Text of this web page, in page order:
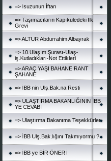
=> Isuzunun İftarı
=> Taşımacıların Kapıkuledeki İlk
Grevi
=> ALTUR Abdurrahim Albayrak
=> 10.Ulaşım Şurası-Ulaş-
iş.Kutladıkları-Not Ettikleri
=> ARAÇ YAŞI BAHANE RANT
ŞAHANE
=> İBB nin Ulş.Bak.na Resti
=> ULAŞTIRMA BAKANLIĞININ İBB
YE CEVABI
=> Ulaştırma Bakanıma Teşekkürler
=> İBB Ulş.Bak.lığını Takmıyormu ?
=> İBB ye BİR ÖNERİ